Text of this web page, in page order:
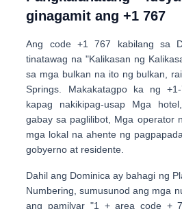
ginagamit ang +1 767
Ang code +1 767 kabilang sa
tinatawag na"Kalikasan ng
sa mga bulkan na ito ng bulkan,
Springs. Makakatagpo ka ng
kapag nakikipag-usap Mga
gabay sa paglilibot
Mga operator
mga lokal na ahente ng
gobyerno at residente.
Dahil ang Dominica ay bahagi ng
Numbering , sumusunod ang mga
ang pamilyar "1 + area code +